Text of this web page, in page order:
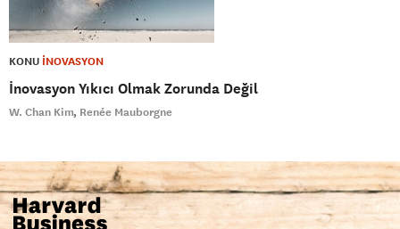
KONU İNOVASYON
İnovasyon Yıkıcı Olmak Zorunda Değil
W. Chan Kim Renée Mauborgne